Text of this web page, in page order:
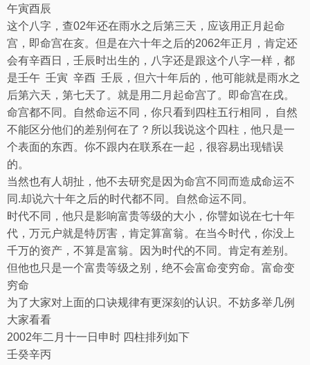
午寅酉辰
这个八字，查02年还在雨水之后第三天，应该用正月起命
宫，即命宫在亥。但是在六十年之后的2062年正月，肯定还
会有辛酉日，壬辰时出生的，八字还是跟这个八字一样，都
是壬午 壬寅 辛酉 壬辰，但六十年后的，他可能就是雨水之
后第六天，第七天了。就是用二月起命宫了。即命宫在戌。
命宫都不同。自然命运不同，你只看到四柱五行相同，
自然
不能区分他们的差别何在了？所以我说这个四柱，他只是一
个表面的东西。你不跟内在联系在一起，很容易出现错误
的。
当然也有人胡扯，他不去研究是因为命宫不同而造成命运不
同 .却说六十年之后的时代都不同。自然命运不同。
时代不同，他只是影响富贵等级的大小，你譬如说在七十年
代，万元户就是特厉害，肯定算富翁。在当今时代，你没上
千万的资产，不算是富翁。因为时代的不同。肯定有差别。
但他也只是一个富贵等级之别，绝不会富命变穷命。富命变
穷命
为了大家对上面的口诀规律有更深刻的认识。不妨多举几例
大家看看
2002年二月十一日申时 四柱排列如下
壬癸辛丙